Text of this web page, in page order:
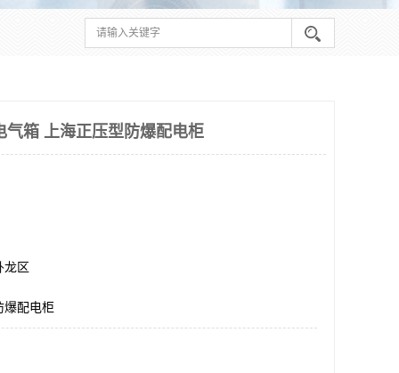
气箱 上海正压型防爆配电柜
龙区
爆配电柜